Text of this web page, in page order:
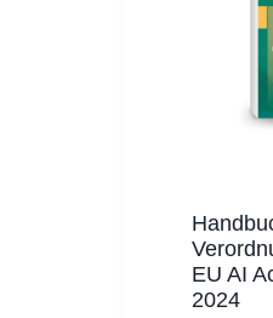
EU AI
2024